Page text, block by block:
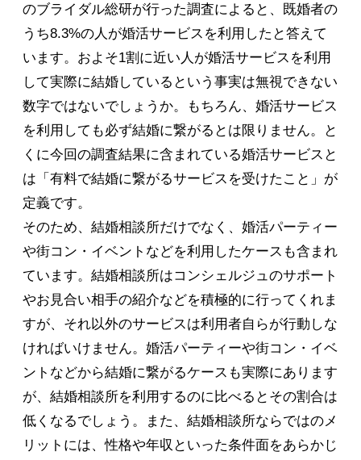
のブライダル総研が行った調査によると、既婚者の
うち8.3%の人が婚活サービスを利用したと答えて
います。およそ1割に近い人が婚活サービスを利用
して実際に結婚しているという事実は無視できない
数字ではないでしょうか。もちろん、婚活サービス
を利用しても必ず結婚に繋がるとは限りません。と
くに今回の調査結果に含まれている婚活サービスと
は「有料で結婚に繋がるサービスを受けたこと」が
定義です。
そのため、結婚相談所だけでなく、婚活パーティー
や街コン・イベントなどを利用したケースも含まれ
ています。結婚相談所はコンシェルジュのサポート
やお見合い相手の紹介などを積極的に行ってくれま
すが、それ以外のサービスは利用者自らが行動しな
ければいけません。婚活パーティーや街コン・イベ
ントなどから結婚に繋がるケースも実際にあります
が、結婚相談所を利用するのに比べるとその割合は
低くなるでしょう。また、結婚相談所ならではのメ
リットには、性格や年収といった条件面をあらかじ